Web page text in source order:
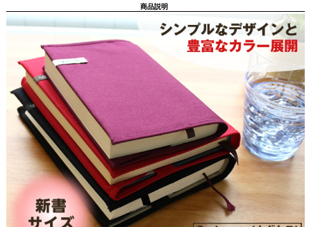
商品説明